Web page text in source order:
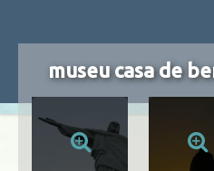
museu casa de